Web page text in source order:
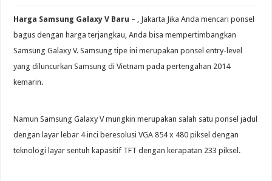
Harga Samsung Galaxy V Baru – , Jakarta Jika Anda mencari ponsel
bagus dengan harga terjangkau, Anda bisa mempertimbangkan
Samsung Galaxy V. Samsung tipe ini merupakan ponsel entry-level
yang diluncurkan Samsung di Vietnam pada pertengahan 2014
kemarin.
Namun Samsung Galaxy V mungkin merupakan salah satu ponsel jadul
dengan layar lebar 4 inci beresolusi VGA 854 x 480 piksel dengan
teknologi layar sentuh kapasitif TFT dengan kerapatan 233 piksel.